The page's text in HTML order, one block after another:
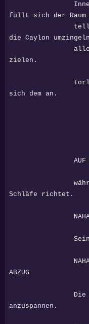
Innerhalb
füllt sich der Raum
die Caylon
allesamt mit
zielen.
Torlan,
sich dem an.
Keine
AUF
während
Schläfe richtet.
Sein Blick
ABZUG
Die Muskeln
anzuspannen.